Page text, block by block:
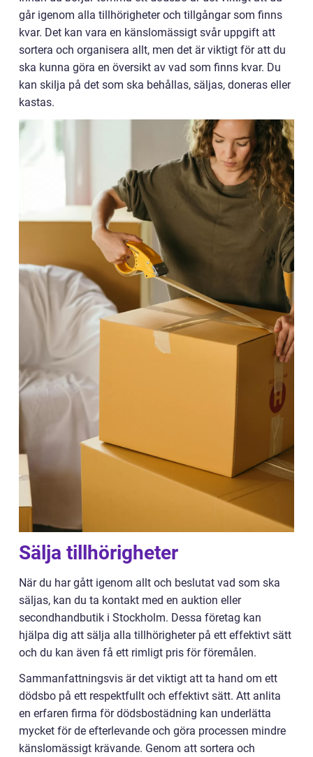
går igenom alla tillhörigheter och tillgångar som finns
kvar. Det kan vara en känslomässigt svår uppgift att
sortera och organisera allt, men det är viktigt för att du
ska kunna göra en översikt av vad som finns kvar. Du
kan skilja på det som ska behållas, säljas, doneras eller
kastas.
Sälja tillhörigheter
När du har gått igenom allt och beslutat vad som ska
säljas, kan du ta kontakt med en auktion eller
secondhandbutik i Stockholm. Dessa företag kan
hjälpa dig att sälja alla tillhörigheter på ett effektivt sätt
och du kan även få ett rimligt pris för föremålen.
Sammanfattningsvis är det viktigt att ta hand om ett
dödsbo på ett respektfullt och effektivt sätt. Att anlita
en erfaren firma för dödsbostädning kan underlätta
mycket för de efterlevande och göra processen mindre
känslomässigt krävande. Genom att sortera och